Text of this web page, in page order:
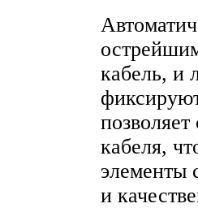
кабель, и
кабеля,
элементы
и